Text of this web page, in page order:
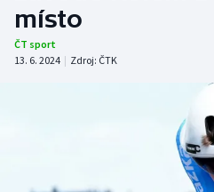
DALŠÍ SPORTY
Americký fotbal
Biatlon
NEPŘEHLÉDNĚTE
Aplikace ČT sport
místo
ČT sport
13. 6. 2024 | Zdroj: ČTK